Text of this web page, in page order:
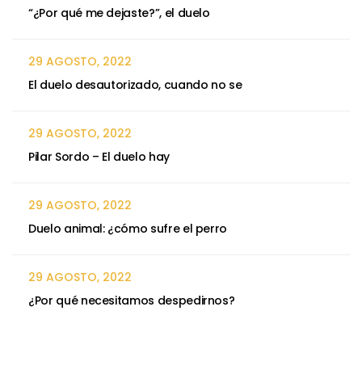
“¿Por qué me dejaste?”, el duelo
29 AGOSTO, 2022
El duelo desautorizado, cuando no se
29 AGOSTO, 2022
Pilar Sordo – El duelo hay
29 AGOSTO, 2022
Duelo animal: ¿cómo sufre el perro
29 AGOSTO, 2022
¿Por qué necesitamos despedirnos?